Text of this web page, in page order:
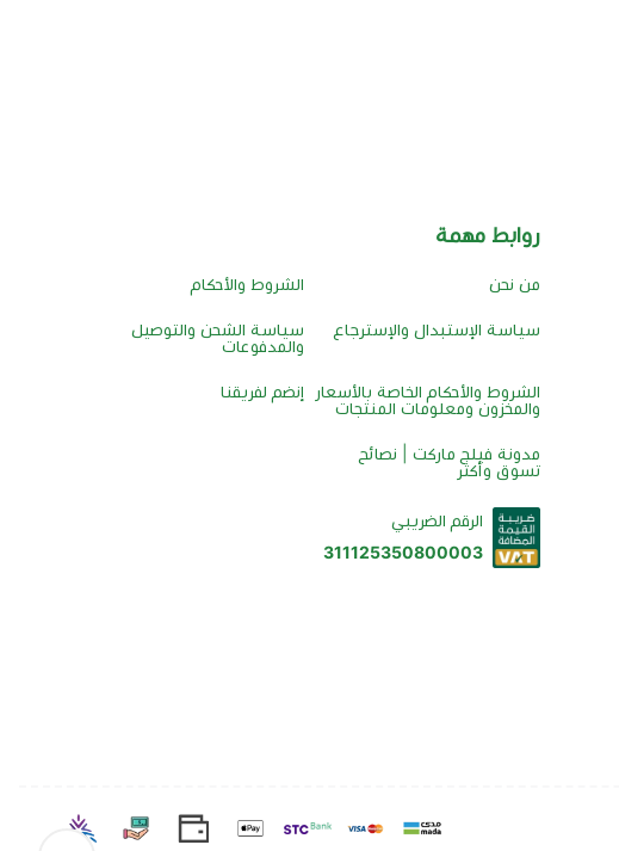
روابط مهمة
من نحن الشروط والأحكام
سياسة الإستبدال والإسترجاع
سياسة الشحن والتوصيل
والمدفوعات
الشروط والأحكام الخاصة بالأسعار
والمخزون ومعلومات المنتجات
إنضم لفريقنا
مدونة فيلج ماركت | نصائح
تسوق وأكثر
الرقم الضريبي
311125350800003